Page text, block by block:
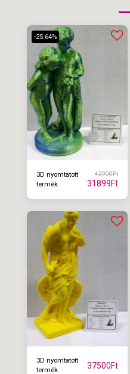
-25.64%
3D nyomtatott
termék.
42900Ft
31899Ft
3D nyomtatott
termék.
37500Ft